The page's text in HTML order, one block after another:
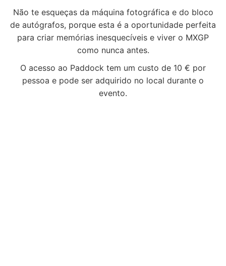
Não te esqueças da máquina fotográfica e do bloco
de autógrafos, porque esta é a oportunidade perfeita
para criar memórias inesquecíveis e viver o MXGP
como nunca antes.
O acesso ao Paddock tem um custo de 10 € por
pessoa e pode ser adquirido no local durante o
evento.